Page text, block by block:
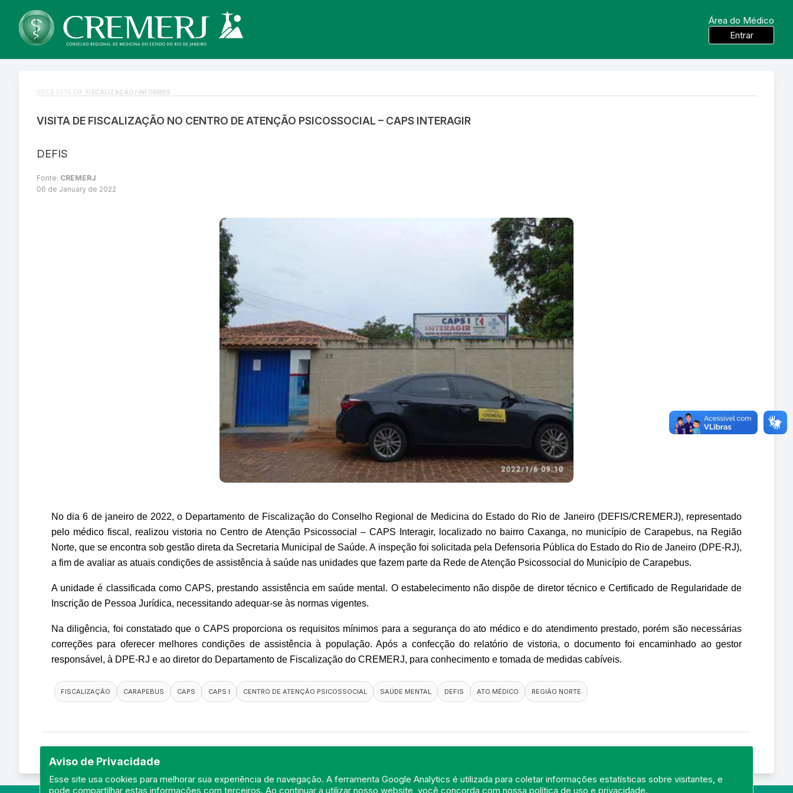
Área do Médico
Entrar
Aviso de Privacidade
Esse site usa cookies para melhorar sua experiência de navegação. A ferramenta Google Analytics é utilizada para coletar informações estatísticas sobre visitantes, e
pode compartilhar estas informações com terceiros. Ao continuar a utilizar nosso website, você concorda com nossapolítica de uso e privacidade.
VOCÊ ESTÁ EM: FISCALIZAÇÃO / INFORMES
VISITA DE FISCALIZAÇÃO NO CENTRO DE ATENÇÃO PSICOSSOCIAL – CAPS INTERAGIR
DEFIS
Fonte: CREMERJ
06 de January de 2022
No dia 6 de janeiro de 2022, o Departamento de Fiscalização do Conselho Regional de Medicina do Estado do Rio de Janeiro (DEFIS/CREMERJ), representado
pelo médico fiscal, realizou vistoria no Centro de Atenção Psicossocial – CAPS Interagir, localizado no bairro Caxanga, no município de Carapebus, na Região
Norte, que se encontra sob gestão direta da Secretaria Municipal de Saúde. A inspeção foi solicitada pela Defensoria Pública do Estado do Rio de Janeiro (DPE-RJ),
a fim de avaliar as atuais condições de assistência à saúde nas unidades que fazem parte da Rede de Atenção Psicossocial do Município de Carapebus.
A unidade é classificada como CAPS, prestando assistência em saúde mental. O estabelecimento não dispõe de diretor técnico e Certificado de Regularidade de
Inscrição de Pessoa Jurídica, necessitando adequar-se às normas vigentes.
Na diligência, foi constatado que o CAPS proporciona os requisitos mínimos para a segurança do ato médico e do atendimento prestado, porém são necessárias
correções para oferecer melhores condições de assistência à população. Após a confecção do relatório de vistoria, o documento foi encaminhado ao gestor
responsável, à DPE-RJ e ao diretor do Departamento de Fiscalização do CREMERJ, para conhecimento e tomada de medidas cabíveis.
FISCALIZAÇÃO CARAPEBUS CAPS CAPS I CENTRO DE ATENÇÃO PSICOSSOCIAL SAÚDE MENTAL DEFIS ATO MÉDICO REGIÃO NORTE